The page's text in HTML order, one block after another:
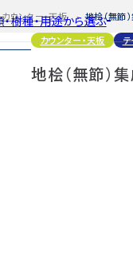
樹種・用途から選ぶ
種類・樹種・用
ご利用ガイド
カウンター・天板 地桧（無節
カウンター・天板 テ
地桧（無節）